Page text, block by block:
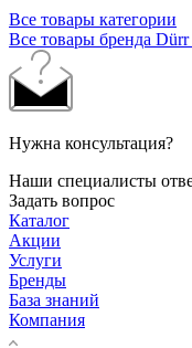
Все товары категории
Все товары бренда
Нужна консультация?
Наши специалисты
Задать вопрос
Каталог
Акции
Услуги
Бренды
База знаний
Компания